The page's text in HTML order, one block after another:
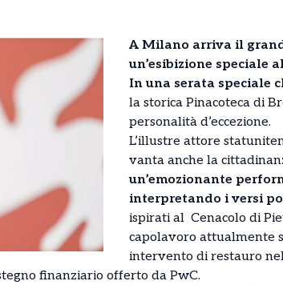
A Milano arriva il
un’esibizione speciale
In una serata speciale
la storica Pinacoteca di
personalità d’eccezione.
L’illustre attore
vanta anche la
un’emozionante
interpretando i versi
ispirati al Cenacolo di
capolavoro attualmente
intervento di restauro
finanziario offerto da PwC.